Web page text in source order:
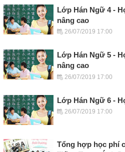
Lớp Hán Ngữ 4 -
nâng cao
26/07/2019 17:00
Lớp Hán Ngữ 5 -
nâng cao
26/07/2019 17:00
Lớp Hán Ngữ 6 -
26/07/2019 17:00
Tổng hợp học phí